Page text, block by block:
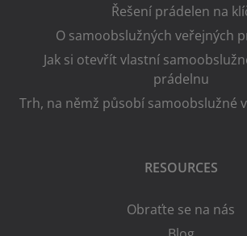
Řešení prádelen na
O samoobslužných veřejných
Jak si otevřít vlastní
prádelnu
Trh, na němž působí samoobslužné
RESOURCES
Obraťte se na nás